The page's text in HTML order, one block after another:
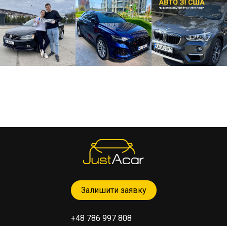
Залишити заявку
+48 786 997 808